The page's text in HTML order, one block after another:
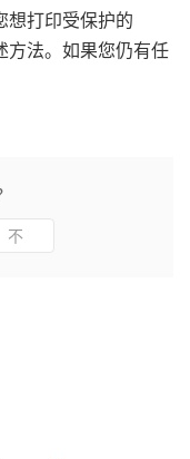
想打印受保护的
方法。如果您仍有任
不